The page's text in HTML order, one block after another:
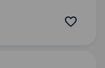
випічки,